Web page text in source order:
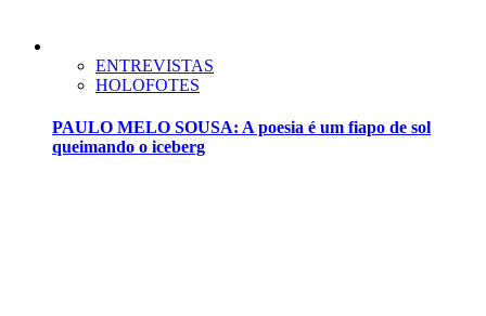
ENTREVISTAS
HOLOFOTES
PAULO MELO SOUSA: A poesia é um fiapo de sol
queimando o iceberg